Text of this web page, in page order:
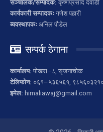
सञ्चालक/सम्पादक: कृष्णप्रसाद दवाडी
कार्यकारी सम्पादकः गणेश पहारी
ब्यवस्थापकः अनिल पौडेल
सम्पर्क ठेगाना
कार्यालय: पोखरा–८, सृजनाचोक
टेलिफोन: ०६१–५३६५६१,
इमेल: himaliawaj@gmail.com